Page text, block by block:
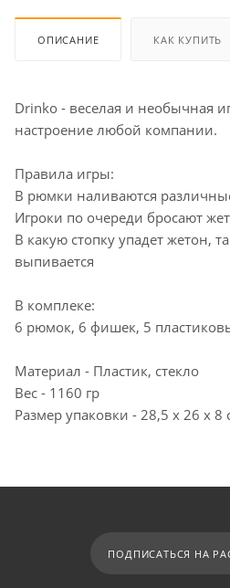
ОПИСАНИЕ КАК КУПИТЬ
Drinko - веселая и необычная
настроение любой компании.
Правила игры:
В рюмки наливаются
Игроки по очереди бросают
В какую стопку упадет жетон,
выпивается
В комплеке:
6 рюмок, 6 фишек, 5
Материал - Пластик, стекло
Вес - 1160 гр
Размер упаковки - 28,5 х 26 х 8
ПОДПИСАТЬСЯ НА